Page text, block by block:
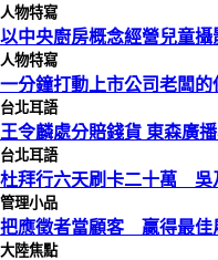
人物特寫
以中央廚房概念經營兒童攝
人物特寫
一分鐘打動上市公司老闆的
台北耳語
王令麟處分賠錢貨 東森廣
台北耳語
杜拜行六天刷卡二十萬 吳
管理小品
把應徵者當顧客 贏得最佳
大陸焦點